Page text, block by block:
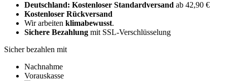
Deutschland: Kostenloser Standardversand ab 42,90 €
Kostenloser Rückversand
Wir arbeiten klimabewusst.
Sichere Bezahlung mit SSL-Verschlüsselung
Sicher bezahlen mit
Nachnahme
Vorauskasse